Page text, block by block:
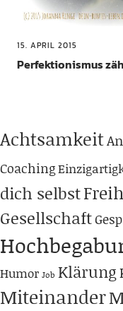
15. APRIL 2015
Perfektionismus
Achtsamkeit
Coaching
dich selbst
Gesellschaft
Humor Job Klärung
Miteinander